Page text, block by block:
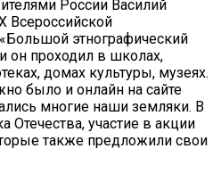
России Василий
Всероссийской
этнографический
он проходил в школах,
домах культуры, музеях.
было и онлайн на сайте
многие наши земляки. В
Отечества, участие в акции
также предложили свои